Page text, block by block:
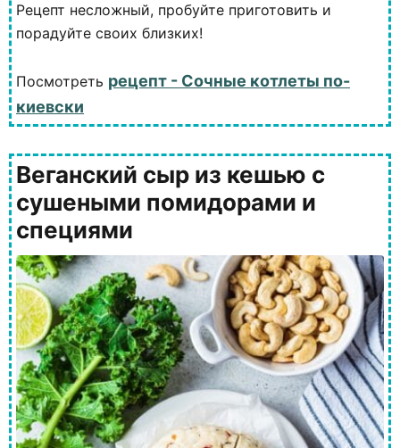
Рецепт несложный, пробуйте приготовить и
порадуйте своих близких!
Посмотреть рецепт - Сочные котлеты по-
киевски
Веганский сыр из кешью с
сушеными помидорами и
специями